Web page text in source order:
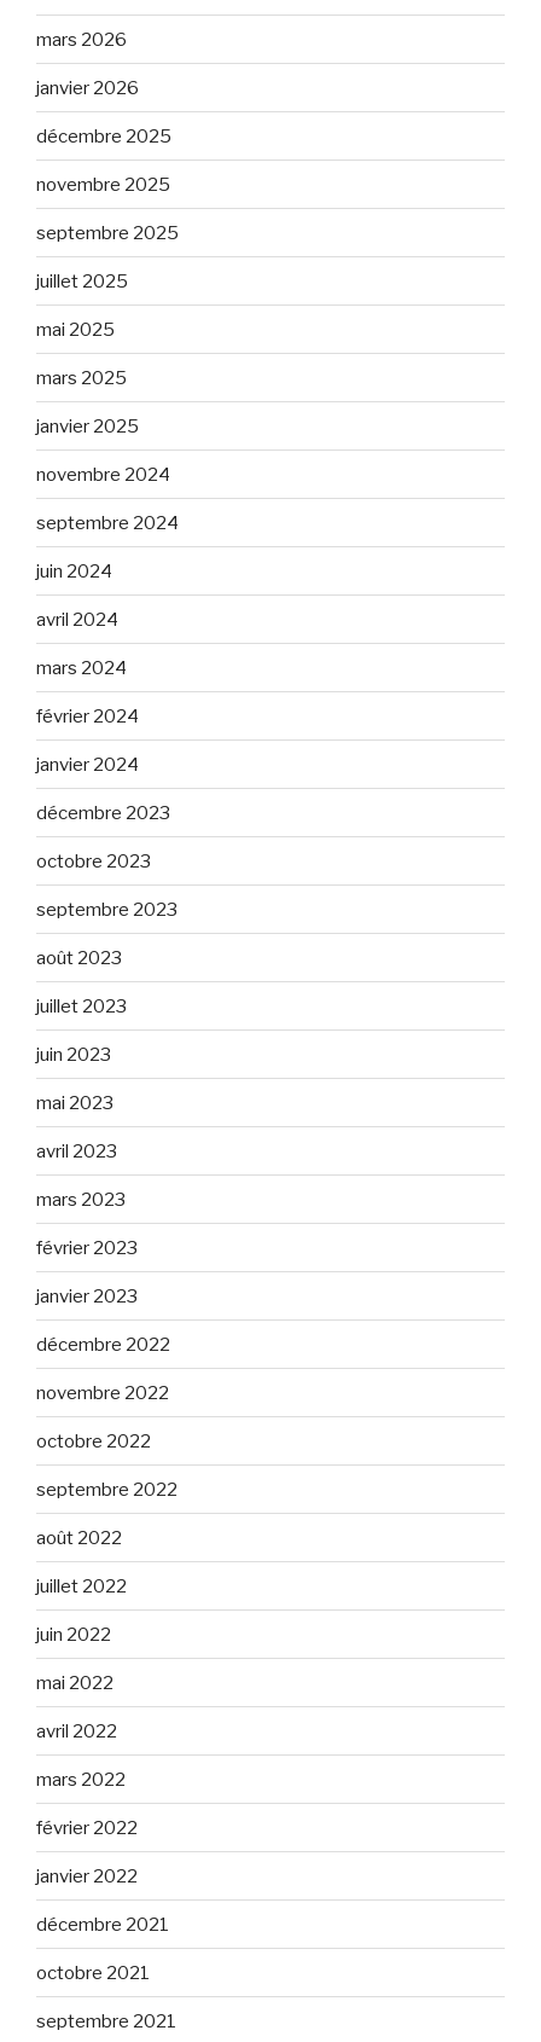
mars 2026
janvier 2026
décembre 2025
novembre 2025
septembre 2025
juillet 2025
mai 2025
mars 2025
janvier 2025
novembre 2024
septembre 2024
juin 2024
avril 2024
mars 2024
février 2024
janvier 2024
décembre 2023
octobre 2023
septembre 2023
août 2023
juillet 2023
juin 2023
mai 2023
avril 2023
mars 2023
février 2023
janvier 2023
décembre 2022
novembre 2022
octobre 2022
septembre 2022
août 2022
juillet 2022
juin 2022
mai 2022
avril 2022
mars 2022
février 2022
janvier 2022
décembre 2021
octobre 2021
septembre 2021